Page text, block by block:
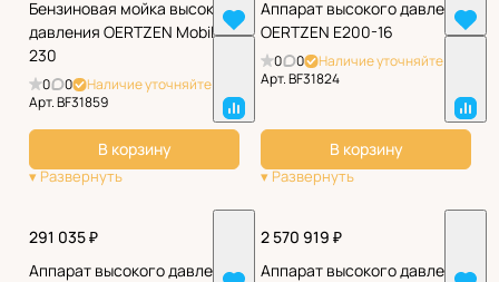
Бензиновая мойка высокого
давления OERTZEN Mobil
230
0 0
Наличие уточняйте
Арт.BF31859
В корзину
Аппарат высокого давления
OERTZEN Е200-16
0 0
Наличие уточняйте
Арт.BF31824
В корзину
291 035 ₽
Аппарат высокого давления
2 570 919 ₽
Аппарат высокого давления